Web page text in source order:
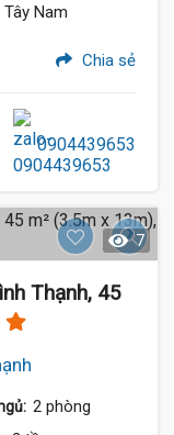
Tây Nam
Chia sẻ
0904439653
7
Thạnh, 45
2 phòng